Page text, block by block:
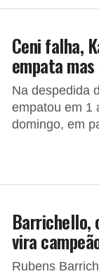
Ceni falha,
empata
Na despedida
empatou em 1
domingo, em
Barrichello,
vira
Rubens